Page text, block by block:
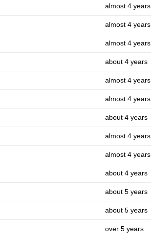
almost 4 years
almost 4 years
almost 4 years
about 4 years
almost 4 years
almost 4 years
about 4 years
almost 4 years
almost 4 years
about 4 years
about 5 years
about 5 years
over 5 years